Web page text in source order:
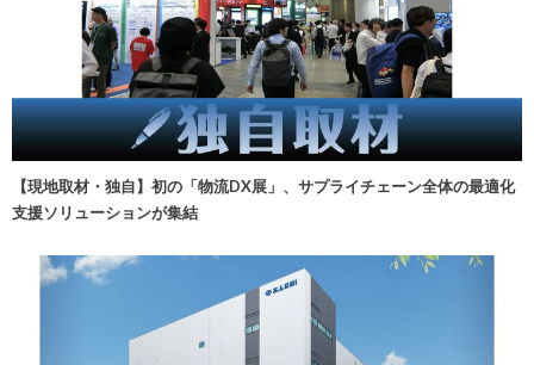
【現地取材・独自】初の「物流DX展」、サプライチェーン全体の最適化
支援ソリューションが集結